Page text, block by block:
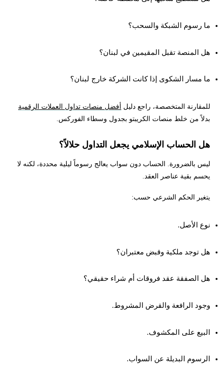
ما رسوم الشبكة والسحب؟
هل المنصة تقبل المقيمين في لبنان؟
ما مسار الشكوى إذا كانت الشركة خارج لبنان؟
للمقارنة المتخصصة، راجع دليل أفضل منصات تداول العملات الرقمية
بدلاً من خلط منصات الكريبتو بجدول وسطاء الفوركس.
هل الحساب الإسلامي يجعل التداول حلالاً؟
ليس بالضرورة. الحساب دون سواب يعالج رسوماً ليلية محددة، لكنه لا
يحسم بقية عناصر العقد.
يتغير الحكم الشرعي حسب:
نوع الأصل.
هل توجد ملكية وقبض معتبران؟
هل الصفقة عقد فروقات أم شراء حقيقي؟
وجود الرافعة والقرض المشروط.
البيع على المكشوف.
الرسوم البديلة عن السواب.